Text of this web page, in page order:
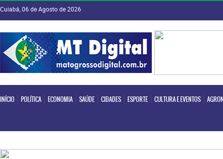
Cuiabá, 06 de Agosto de 2026
INÍCIO POLÍTICA ECONOMIA SAÚDE CIDADES ESPORTE CULTURA E EVENTOS
INÍCIO POLÍTICA ECONOMIA SAÚDE